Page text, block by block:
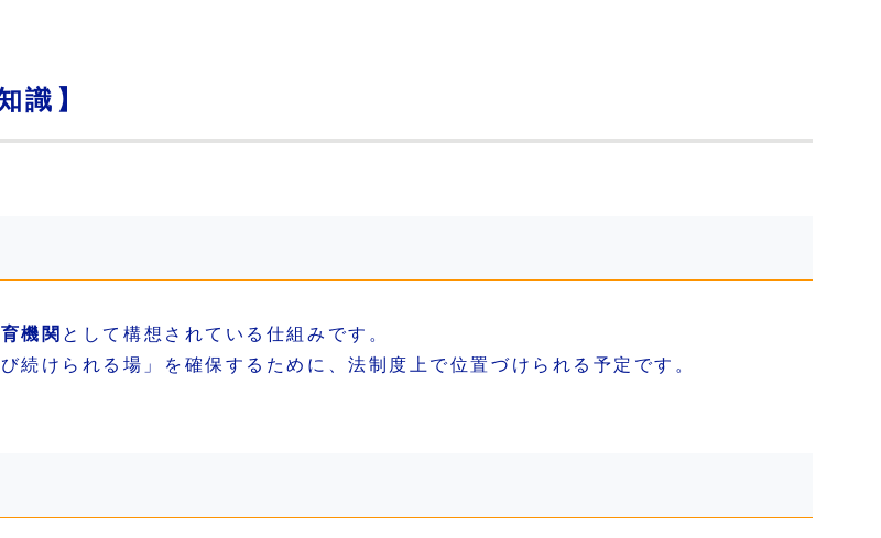
識】
機関 として構想されている仕組みです。
続けられる場」を確保するために、法制度上で位置づけられる予定です。